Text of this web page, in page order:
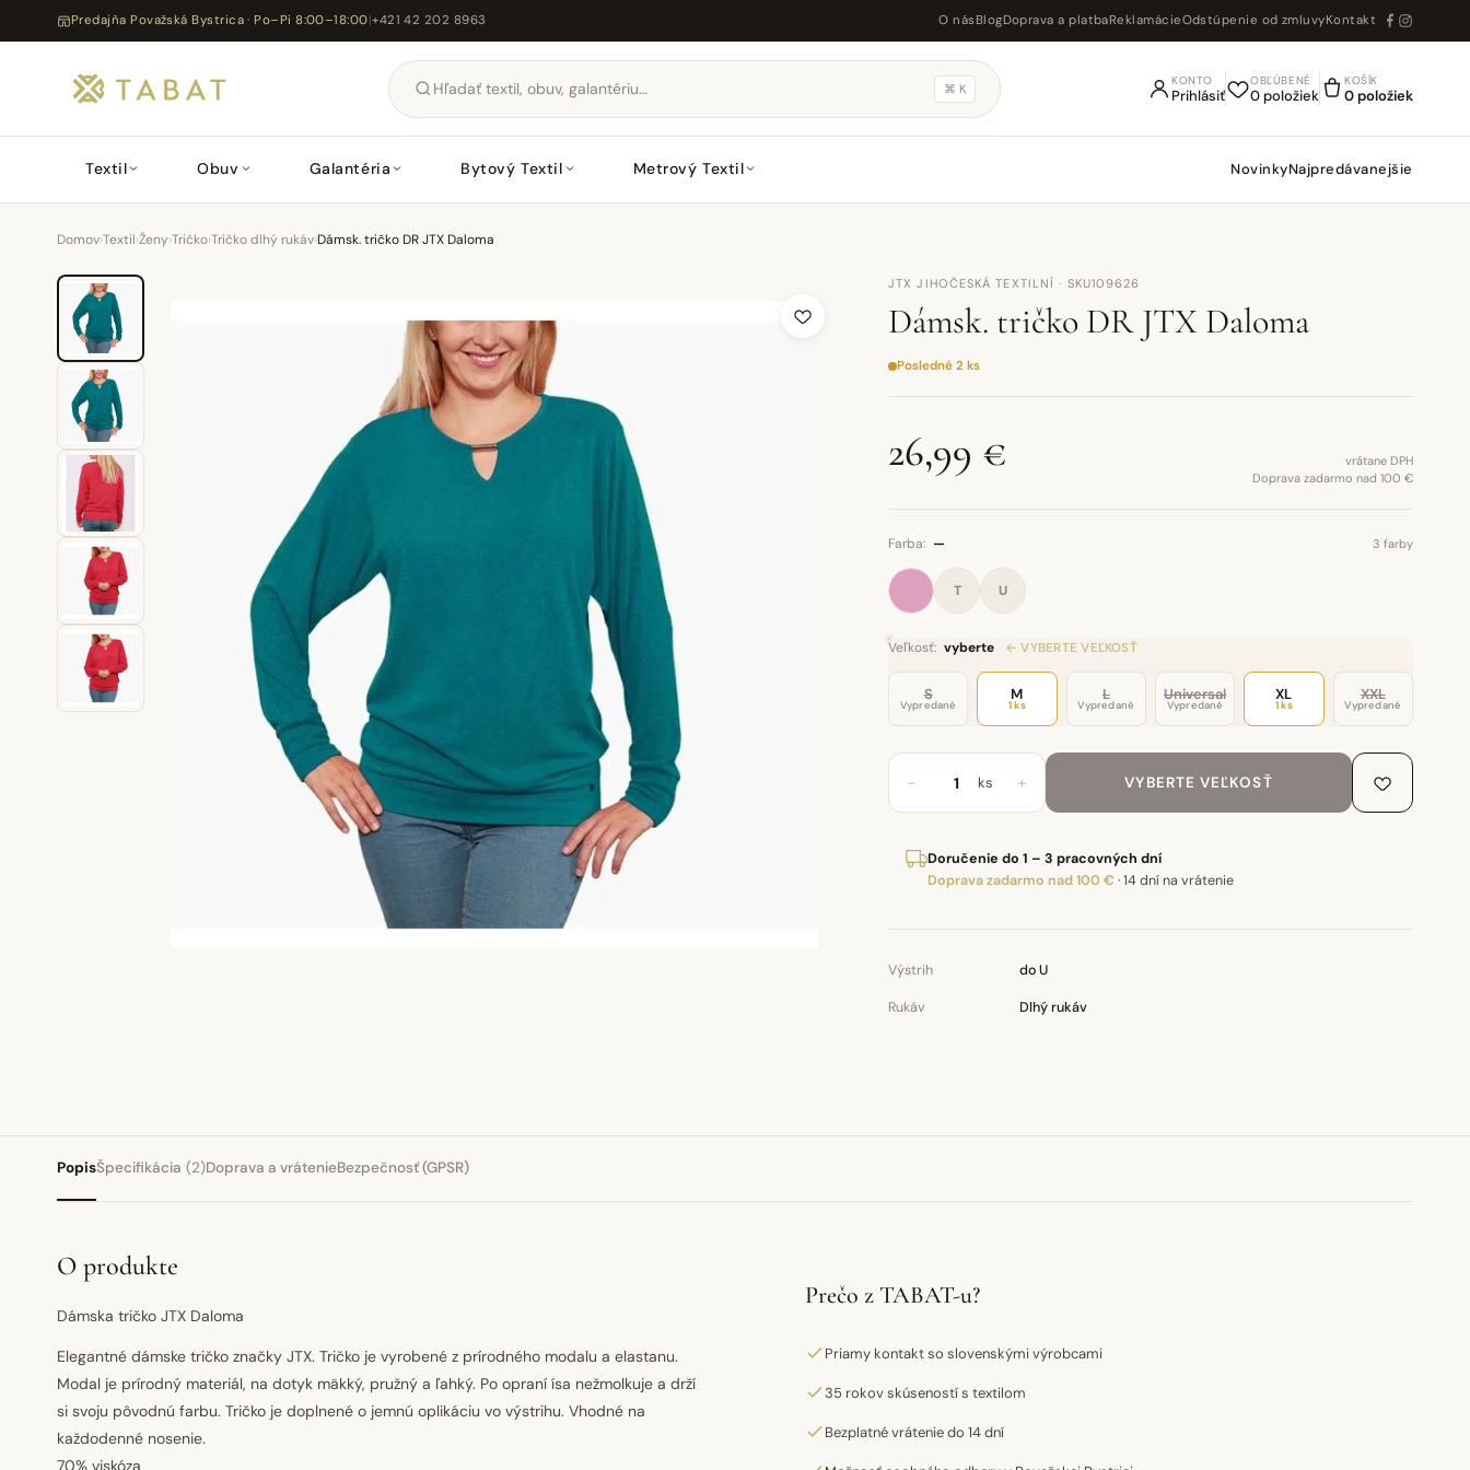
Predajňa Považská Bystrica · Po–Pi 8:00–18:00|+421 42 202 8963 O nás BlogDoprava a platbaReklamácieOdstúpenie od zmluvyKontakt
⌘ K
KONTO
Prihlásiť
OBĽÚBENÉ
0 položiek
KOŠÍK
0 položiek
Textil Obuv Galantéria Bytový Textil Metrový Textil NovinkyNajpredávanejšie
Domov›Textil›Ženy›Tričko›Tričko dlhý rukáv›Dámsk. tričko DR JTX Daloma
JTX JIHOČESKÁ TEXTILNÍ · SKU109626
Dámsk. tričko DR JTX Daloma
Posledné 2 ks
26,99 €
vrátane DPH
Doprava zadarmo nad 100 €
Farba: — 3 farby
T U
Veľkosť: vyberte ← VYBERTE VEĽKOSŤ
S
Vypredané
M
1 ks
L
Vypredané
Universal
Vypredané
XL
1 ks
XXL
Vypredané
− ks + VYBERTE VEĽKOSŤ
Doručenie do 1 – 3 pracovných dní
Doprava zadarmo nad 100 € ·14 dní na vrátenie
Výstrih do U
Rukáv Dlhý rukáv
PopisŠpecifikácia (2)Doprava a vrátenieBezpečnosť (GPSR)
O produkte
Dámska tričko JTX Daloma
Elegantné dámske tričko značky JTX. Tričko je vyrobené z prírodného modalu a elastanu.
Modal je prírodný materiál, na dotyk mäkký, pružný a ľahký. Po opraní ísa nežmolkuje a drží
si svoju pôvodnú farbu. Tričko je doplnené o jemnú oplikáciu vo výstrihu. Vhodné na
každodenné nosenie.
70% viskóza
Prečo z TABAT-u?
Priamy kontakt so slovenskými výrobcami
35 rokov skúseností s textilom
Bezplatné vrátenie do 14 dní